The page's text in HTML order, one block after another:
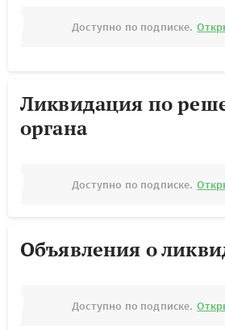
Доступно по подписке.
Ликвидация по
органа
Доступно по подписке.
Объявления о
Доступно по подписке.